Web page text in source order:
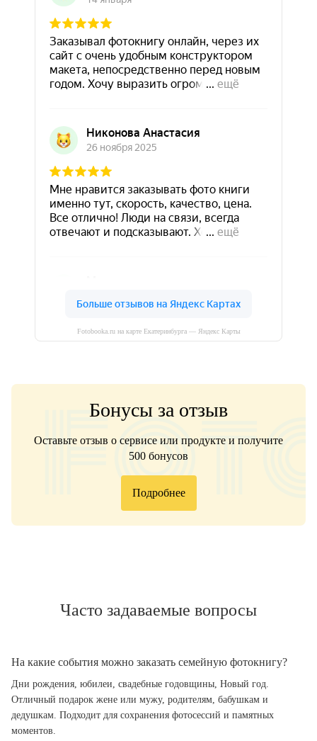
Fotobooka.ru на карте Екатеринбурга — Яндекс Карты
Бонусы за отзыв
Оставьте отзыв о сервисе или продукте и получите
500 бонусов
Подробнее
Часто задаваемые вопросы
На какие события можно заказать семейную фотокнигу?
Дни рождения, юбилеи, свадебные годовщины, Новый год.
Отличный подарок жене или мужу, родителям, бабушкам и
дедушкам. Подходит для сохранения фотосессий и памятных
моментов.